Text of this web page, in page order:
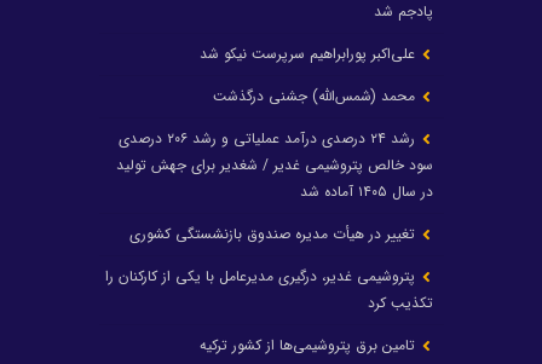
پادجم شد
علی‌اکبر پورابراهیم سرپرست نیکو شد
محمد (شمس‌الله) جشنی درگذشت
رشد ۲۴ درصدی درآمد عملیاتی و رشد ۲۰۶ درصدی
سود خالص پتروشیمی غدیر / شغدیر برای جهش تولید
در سال ۱۴۰۵ آماده شد
تغییر در هیأت مدیره صندوق بازنشستگی کشوری
پتروشیمی غدیر، درگیری مدیرعامل با یکی از کارکنان را
تکذیب کرد
تامین برق پتروشیمی‌ها از کشور ترکیه